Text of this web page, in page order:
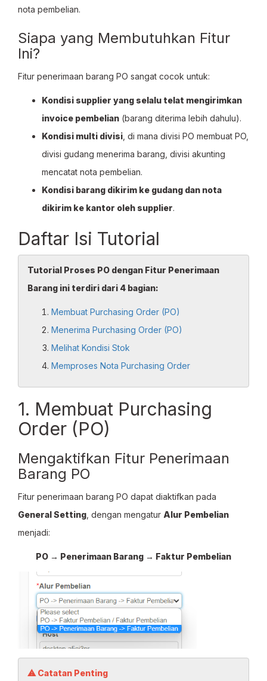
nota pembelian.
Siapa yang Membutuhkan Fitur
Ini?
Fitur penerimaan barang PO sangat cocok untuk:
Kondisi supplier yang selalu telat mengirimkan
invoice pembelian (barang diterima lebih dahulu).
Kondisi multi divisi , di mana divisi PO membuat PO,
divisi gudang menerima barang, divisi akunting
mencatat nota pembelian.
Kondisi barang dikirim ke gudang dan nota
dikirim ke kantor oleh supplier.
Daftar Isi Tutorial
Tutorial Proses PO dengan Fitur Penerimaan
Barang ini terdiri dari 4 bagian:
Membuat Purchasing Order (PO)
Menerima Purchasing Order (PO)
Melihat Kondisi Stok
Memproses Nota Purchasing Order
1. Membuat Purchasing
Order (PO)
Mengaktifkan Fitur Penerimaan
Barang PO
Fitur penerimaan barang PO dapat diaktifkan pada
General Setting , dengan mengatur Alur Pembelian
menjadi:
PO → Penerimaan Barang → Faktur Pembelian
⚠ Catatan Penting